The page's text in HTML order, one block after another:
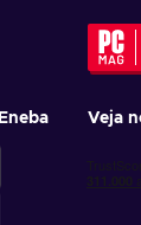
Veja